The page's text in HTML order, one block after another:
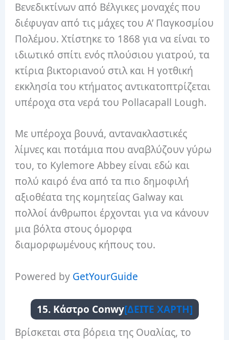
Βενεδικτίνων από Βέλγικες μοναχές που
διέφυγαν από τις μάχες του Α’ Παγκοσμίου
Πολέμου. Χτίστηκε το 1868 για να είναι το
ιδιωτικό σπίτι ενός πλούσιου γιατρού, τα
κτίρια βικτοριανού στιλ και Η γοτθική
εκκλησία του κτήματος αντικατοπτρίζεται
υπέροχα στα νερά του Pollacapall Lough.
Με υπέροχα βουνά, αντανακλαστικές
λίμνες και ποτάμια που αναβλύζουν γύρω
του, το Kylemore Abbey είναι εδώ και
πολύ καιρό ένα από τα πιο δημοφιλή
αξιοθέατα της κομητείας Galway και
πολλοί άνθρωποι έρχονται για να κάνουν
μια βόλτα στους όμορφα
διαμορφωμένους κήπους του.
Powered by GetYourGuide
15. Κάστρο Conwy[ΔΕΙΤΕ ΧΑΡΤΗ]
Βρίσκεται στα βόρεια της Ουαλίας, το